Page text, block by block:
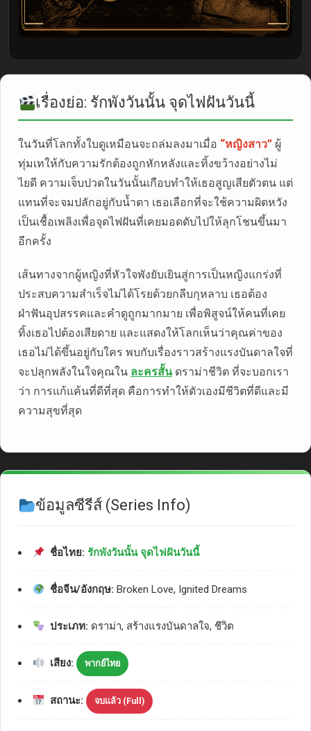
เรื่องย่อ: รักพังวันนั้น จุดไฟฝันวันนี้
ในวันที่โลกทั้งใบดูเหมือนจะถล่มลงมาเมื่อ “หญิงสาว” ผู้
ทุ่มเทให้กับความรักต้องถูกหักหลังและทิ้งขว้างอย่างไม่
ไยดี ความเจ็บปวดในวันนั้นเกือบทำให้เธอสูญเสียตัวตน แต่
แทนที่จะจมปลักอยู่กับน้ำตา เธอเลือกที่จะใช้ความผิดหวัง
เป็นเชื้อเพลิงเพื่อจุดไฟฝันที่เคยมอดดับไปให้ลุกโชนขึ้นมา
อีกครั้ง
เส้นทางจากผู้หญิงที่หัวใจพังยับเยินสู่การเป็นหญิงแกร่งที่
ประสบความสำเร็จไม่ได้โรยด้วยกลีบกุหลาบ เธอต้อง
ฝ่าฟันอุปสรรคและคำดูถูกมากมาย เพื่อพิสูจน์ให้คนที่เคย
ทิ้งเธอไปต้องเสียดาย และแสดงให้โลกเห็นว่าคุณค่าของ
เธอไม่ได้ขึ้นอยู่กับใคร พบกับเรื่องราวสร้างแรงบันดาลใจที่
จะปลุกพลังในใจคุณใน ละครสั้นดราม่าชีวิต ที่จะบอกเรา
ว่า การแก้แค้นที่ดีที่สุด คือการทำให้ตัวเองมีชีวิตที่ดีและมี
ความสุขที่สุด
ข้อมูลซีรีส์ (Series Info)
ชื่อไทย: รักพังวันนั้น จุดไฟฝันวันนี้
ชื่อจีน/อังกฤษ: Broken Love, Ignited Dreams
ประเภท: ดราม่า, สร้างแรงบันดาลใจ, ชีวิต
เสียง: พากย์ไทย
สถานะ: จบแล้ว (Full)